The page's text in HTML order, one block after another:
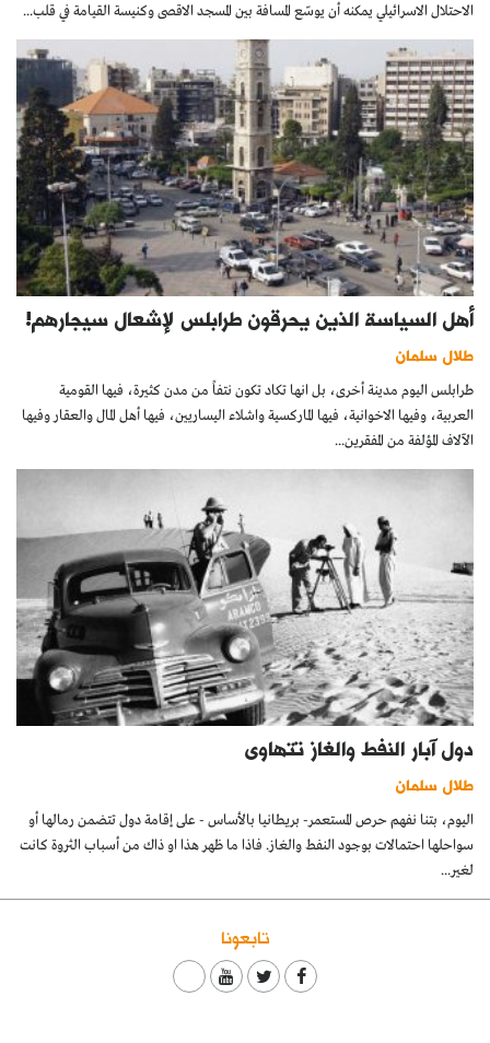
الاحتلال الاسرائيلي يمكنه أن يوسّع المسافة بين المسجد الاقصى وكنيسة القيامة في قلب...
أهل السياسة الذين يحرقون طرابلس لإشعال سيجارهم!
طلال سلمان
طرابلس اليوم مدينة أخرى، بل انها تكاد تكون نتفاً من مدن كثيرة، فيها القومية
العربية، وفيها الاخوانية، فيها الماركسية واشلاء اليساريين، فيها أهل المال والعقار وفيها
الآلاف المؤلفة من المفقرين...
دول آبار النفط والغاز تتهاوى
طلال سلمان
اليوم، بتنا نفهم حرص المستعمر- بريطانيا بالأساس - على إقامة دول تتضمن رمالها أو
سواحلها احتمالات بوجود النفط والغاز. فاذا ما ظهر هذا او ذاك من أسباب الثروة كانت
لغير...
تابعونا